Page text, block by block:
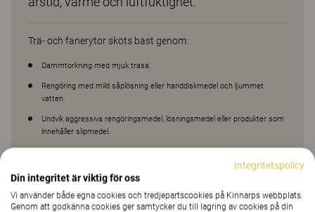
Trä- och fanerytor sköts bäst genom:
Dammtorkning med mjuk trasa.
Rengöring med mild såplösning eller handdiskmedel och ljummet
vatten.
Undvik aggressiva rengöringsmedel, lösningsmedel eller produkter som
innehåller slipmedel.
Integritetspolicy
Din integritet är viktig för oss
Vi använder både egna cookies och tredjepartscookies på Kinnarps webbplats.
Genom att godkänna cookies ger samtycker du till lagring av cookies på din